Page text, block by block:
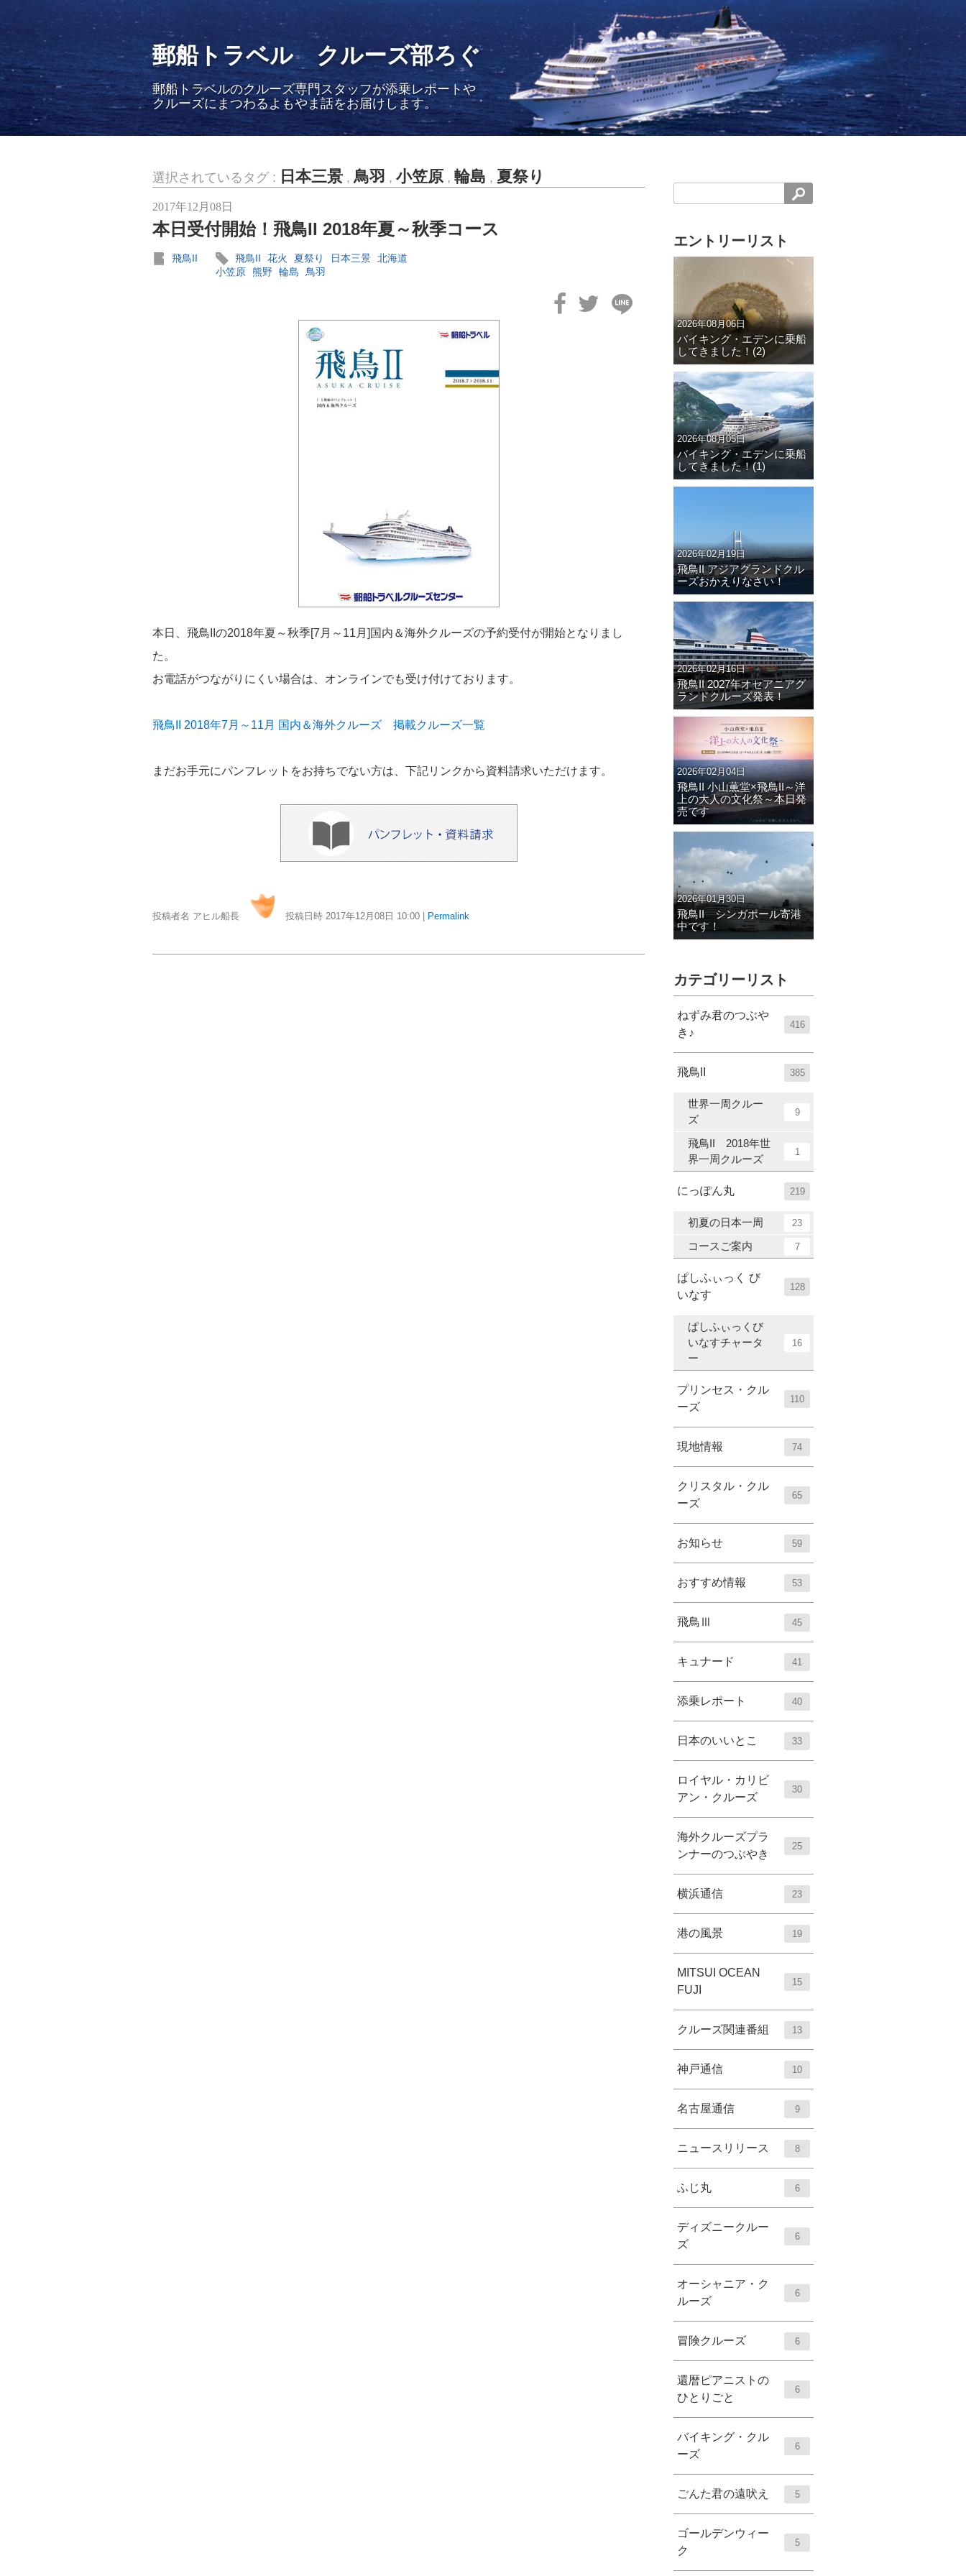
郵船トラベル クルーズ部ろぐ
郵船トラベルのクルーズ専門スタッフが添乗レポートや
クルーズにまつわるよもやま話をお届けします。
選択されているタグ : 日本三景 , 鳥羽 , 小笠原 , 輪島 , 夏祭り
2017年12月08日
本日受付開始！飛鳥II 2018年夏～秋季コース
飛鳥II 飛鳥II 花火 夏祭り 日本三景 北海道
小笠原 熊野 輪島 鳥羽
本日、飛鳥IIの2018年夏～秋季[7月～11月]国内＆海外クルーズの予約受付が開始となりまし
た。
お電話がつながりにくい場合は、オンラインでも受け付けております。
飛鳥II 2018年7月～11月 国内＆海外クルーズ 掲載クルーズ一覧
まだお手元にパンフレットをお持ちでない方は、下記リンクから資料請求いただけます。
投稿者名 アヒル船長 投稿日時 2017年12月08日 10:00 Permalink
エントリーリスト
2026年08月06日
バイキング・エデンに乗船
してきました！(2)
2026年08月05日
バイキング・エデンに乗船
してきました！(1)
2026年02月19日
飛鳥II アジアグランドクル
ーズおかえりなさい！
2026年02月16日
飛鳥II 2027年オセアニアグ
ランドクルーズ発表！
2026年02月04日
飛鳥II 小山薫堂×飛鳥II～洋
上の大人の文化祭～本日発
売です
2026年01月30日
飛鳥II シンガポール寄港
中です！
カテゴリーリスト
ねずみ君のつぶや
き♪
416
飛鳥II 385
世界一周クルー
ズ
9
飛鳥II 2018年世
界一周クルーズ
1
にっぽん丸 219
初夏の日本一周 23
コースご案内 7
ぱしふぃっく び
いなす
128
ぱしふぃっくび
いなすチャータ
ー
16
プリンセス・クル
ーズ
110
現地情報 74
クリスタル・クル
ーズ
65
お知らせ 59
おすすめ情報 53
飛鳥Ⅲ 45
キュナード 41
添乗レポート 40
日本のいいとこ 33
ロイヤル・カリビ
アン・クルーズ
30
海外クルーズプラ
ンナーのつぶやき
25
横浜通信 23
港の風景 19
MITSUI OCEAN
FUJI
15
クルーズ関連番組 13
神戸通信 10
名古屋通信 9
ニュースリリース 8
ふじ丸 6
ディズニークルー
ズ
6
オーシャニア・ク
ルーズ
6
冒険クルーズ 6
還暦ピアニストの
ひとりごと
6
バイキング・クル
ーズ
6
ごんた君の遠吠え 5
ゴールデンウィー
ク
5